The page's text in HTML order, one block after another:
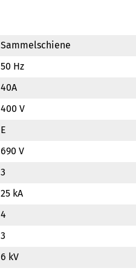
Sammelschiene
50 Hz
40A
400 V
E
690 V
3
25 kA
4
3
6 kV